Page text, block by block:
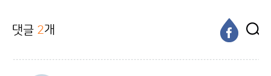
댓글 2개